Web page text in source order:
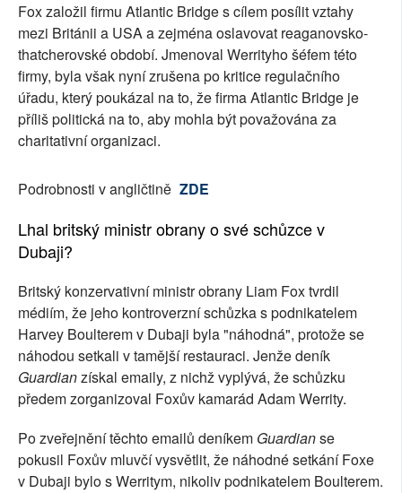
Fox založil firmu Atlantic Bridge s cílem posílit vztahy
mezi Británii a USA a zejména oslavovat reaganovsko-
thatcherovské období. Jmenoval Werrityho šéfem této
firmy, byla však nyní zrušena po kritice regulačního
úřadu, který poukázal na to, že firma Atlantic Bridge je
příliš politická na to, aby mohla být považována za
charitativní organizaci.
Podrobnosti v angličtině ZDE
Lhal britský ministr obrany o své schůzce v
Dubaji?
Britský konzervativní ministr obrany Liam Fox tvrdil
médiím, že jeho kontroverzní schůzka s podnikatelem
Harvey Boulterem v Dubaji byla "náhodná", protože se
náhodou setkali v tamější restauraci. Jenže deník
Guardianzískal emaily, z nichž vyplývá, že schůzku
předem zorganizoval Foxův kamarád Adam Werrity.
Po zveřejnění těchto emailů deníkem Guardianse
pokusil Foxův mluvčí vysvětlit, že náhodné setkání Foxe
v Dubaji bylo s Werritym, nikoliv podnikatelem Boulterem.